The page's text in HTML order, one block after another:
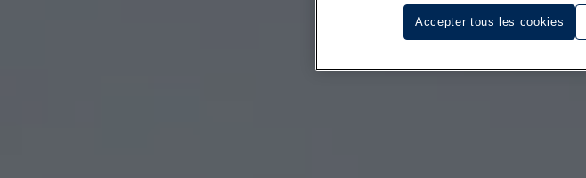
Accepter tous les cookies